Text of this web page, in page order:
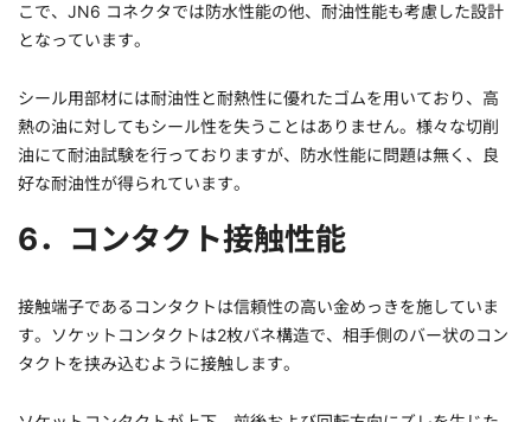
こで、JN6 コネクタでは防水性能の他、耐油性能も考慮した設計
となっています。
シール用部材には耐油性と耐熱性に優れたゴムを用いており、高
熱の油に対してもシール性を失うことはありません。様々な切削
油にて耐油試験を行っておりますが、防水性能に問題は無く、良
好な耐油性が得られています。
6．コンタクト接触性能
接触端子であるコンタクトは信頼性の高い金めっきを施していま
す。ソケットコンタクトは2枚バネ構造で、相手側のバー状のコン
タクトを挟み込むように接触します。